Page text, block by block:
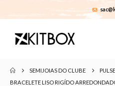
SEMIJOIAS DO CLUBE
BRACELETE LISO RIGÍDO